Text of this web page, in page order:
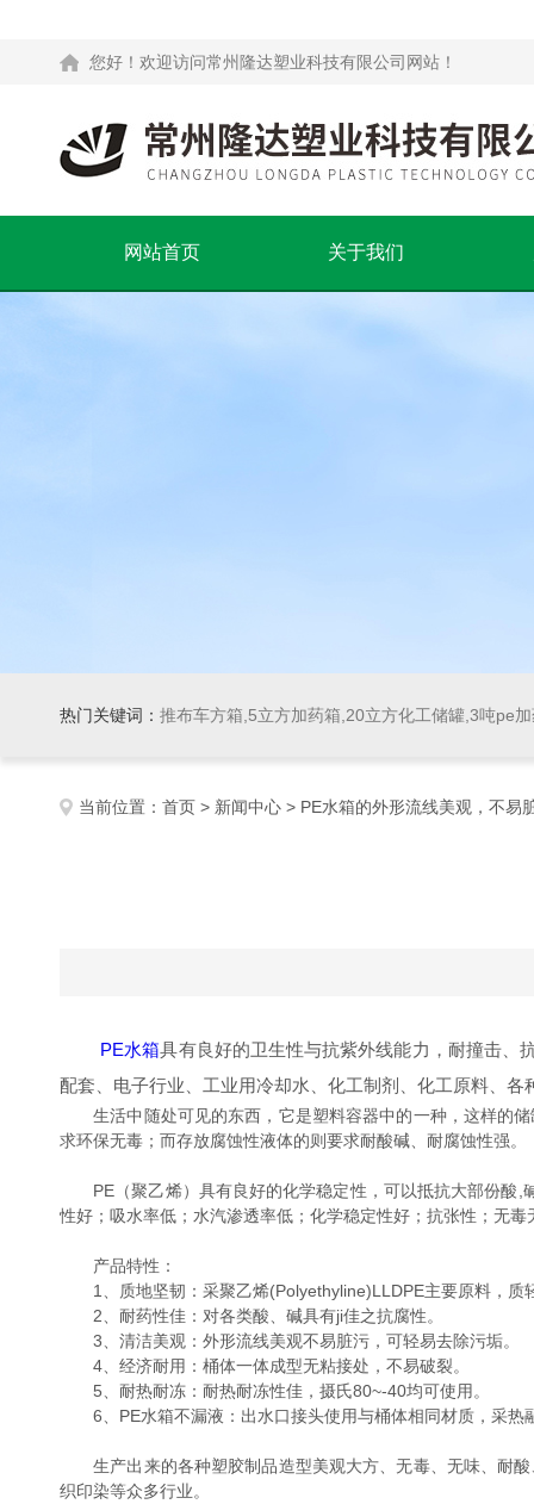
您好！欢迎访问常州隆达塑业科技有限公司网站！
网站首页 关于我们
热门关键词： 推布车方箱,5立方加药箱,20立方化工储罐,3吨pe
当前位置： 首页 > 新闻中心 > PE水箱的外形流线美观，不易
PE水箱具有良好的卫生性与抗紫外线能力，耐撞击、
配套、电子行业、工业用冷却水、化工制剂、化工原料、各
生活中随处可见的东西，它是塑料容器中的一种，这样的储
求环保无毒；而存放腐蚀性液体的则要求耐酸碱、耐腐蚀性强。
PE（聚乙烯）具有良好的化学稳定性，可以抵抗大部份酸,
性好；吸水率低；水汽渗透率低；化学稳定性好；抗张性；无毒
产品特性：
1、质地坚韧：采聚乙烯(Polyethyline)LLDPE主要原料，质
2、耐药性佳：对各类酸、碱具有ji佳之抗腐性。
3、清洁美观：外形流线美观不易脏污，可轻易去除污垢。
4、经济耐用：桶体一体成型无粘接处，不易破裂。
5、耐热耐冻：耐热耐冻性佳，摄氏80~-40均可使用。
6、PE水箱不漏液：出水口接头使用与桶体相同材质，采热
生产出来的各种塑胶制品造型美观大方、无毒、无味、耐酸
织印染等众多行业。